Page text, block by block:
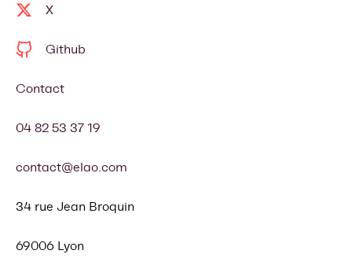
X
Github
Contact
04 82 53 37 19
contact@elao.com
34 rue Jean Broquin
69006 Lyon